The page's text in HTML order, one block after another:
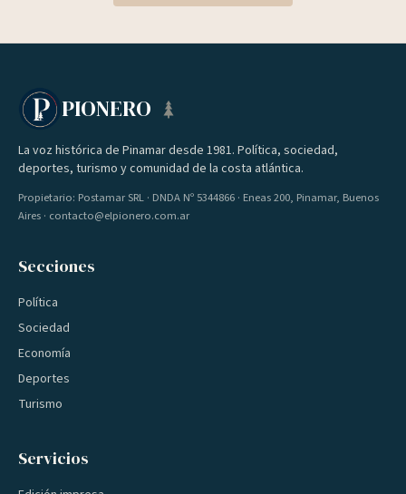
PIONERO
La voz histórica de Pinamar desde 1981. Política, sociedad,
deportes, turismo y comunidad de la costa atlántica.
Propietario: Postamar SRL · DNDA Nº 5344866 · Eneas 200, Pinamar, Buenos
Aires · contacto@elpionero.com.ar
Secciones
Política
Sociedad
Economía
Deportes
Turismo
Servicios